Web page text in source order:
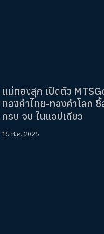
แม่ทองสุก เปิดตัว
ทองคำไทย-ทองคำโลก
ครบ จบ ในแอปเดียว
15 ส.ค. 2025